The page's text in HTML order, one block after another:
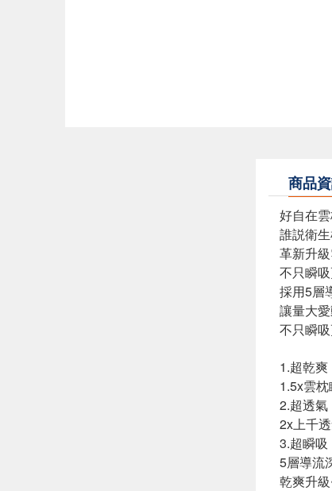
商品
好自在
誰説衛
革新升
不只瞬
採用5層
讓量大
不只瞬
1.超乾爽
1.5x雲
2x上千
5層導
乾爽升